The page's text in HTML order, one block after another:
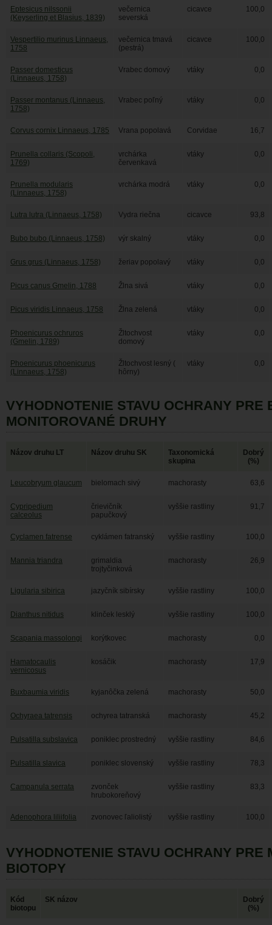
Eptesicus nilssonii
(Keyserling et Blasius, 1839)
večernica
severská
cicavce 100,0
Vespertilio murinus Linnaeus,
1758
večernica tmavá
(pestrá)
cicavce 100,0
Passer domesticus
(Linnaeus, 1758)
Vrabec domový vtáky 0,0
Passer montanus (Linnaeus,
1758)
Vrabec poľný vtáky 0,0
Corvus cornix Linnaeus, 1785 Vrana popolavá Corvidae 16,7
Prunella collaris (Scopoli,
1769)
vrchárka
červenkavá
vtáky 0,0
Prunella modularis
(Linnaeus, 1758)
vrchárka modrá vtáky 0,0
Lutra lutra (Linnaeus, 1758) Vydra riečna cicavce 93,8
Bubo bubo (Linnaeus, 1758) výr skalný vtáky 0,0
Grus grus (Linnaeus, 1758) žeriav popolavý vtáky 0,0
Picus canus Gmelin, 1788 Žlna sivá vtáky 0,0
Picus viridis Linnaeus, 1758 Žlna zelená vtáky 0,0
Phoenicurus ochruros
(Gmelin, 1789)
Žltochvost
domový
vtáky 0,0
Phoenicurus phoenicurus
(Linnaeus, 1758)
Žltochvost lesný (
hôrny)
vtáky 0,0
VYHODNOTENIE STAVU OCHRANY PRE
MONITOROVANÉ DRUHY
Názov druhu LT Názov druhu SK
Taxonomická
skupina
Dobrý
(%)
Leucobryum glaucum bielomach sivý machorasty 63,6
Cypripedium
calceolus
črievičník
papučkový
vyššie rastliny 91,7
Cyclamen fatrense cyklámen fatranský vyššie rastliny 100,0
Mannia triandra
grimaldia
trojtyčinková
machorasty 26,9
Ligularia sibirica jazyčník sibírsky vyššie rastliny 100,0
Dianthus nitidus klinček lesklý vyššie rastliny 100,0
Scapania massolongi korýtkovec machorasty 0,0
Hamatocaulis
vernicosus
kosáčik machorasty 17,9
Buxbaumia viridis kyjanôčka zelená machorasty 50,0
Ochyraea tatrensis ochyrea tatranská machorasty 45,2
Pulsatilla subslavica poniklec prostredný vyššie rastliny 84,6
Pulsatilla slavica poniklec slovenský vyššie rastliny 78,3
Campanula serrata
zvonček
hrubokoreňový
vyššie rastliny 83,3
Adenophora liliifolia zvonovec ľaliolistý vyššie rastliny 100,0
VYHODNOTENIE STAVU OCHRANY PRE
BIOTOPY
Kód
biotopu
SK názov
Dobrý
(%)